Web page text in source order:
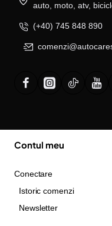
auto, moto, atv,
(+40) 745 848 890
Contul meu
Conectare
Istoric comenzi
Newsletter